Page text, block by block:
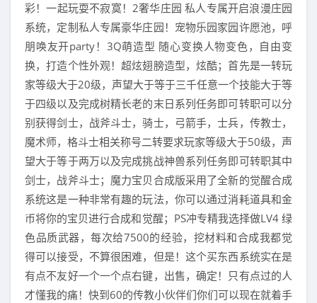
彩！一起玩耍不寂寞！2奢华庄园 私人专属开启浪漫庄园
系统，定制私人专属豪华庄园！宠物乐园家园许愿池，呼
朋唤友开party！3Q萌造型 随心变换人物变色，自由变
换，打造个性外观！超炫翅膀造型，炫酷；首先是一转玩
家等级大于20级，声望大于等于三千任意一个技能大于等
于四级以及完成树精长老的末日系列任务即可转职可以分
别获得剑士，战斧斗士，骑士，弓箭手，士兵，传教士，
魔术师，格斗士相关称号二转要求玩家等级大于50级，声
望大于等于两万以及完成挑战神兽系列任务即可转职其中
剑士，战斧斗士；魔力宝贝合成版采用了全新的觉醒合成
系统这是一种非常有趣的玩法，你可以通过消耗道具和金
币将你的宝贝进行合成和觉醒；PS冲专精我选择做LV4 绿
色品质武器，每次给7500的经验，挖材料和合成我都觉
得可以接受，不算很困难，但是！这个买东西系统实在是
有点不友好一个一个点右键，出售，确定！只有点过的人
才懂我的痛！快到60的传教小伙伴们你们可以现在就着手